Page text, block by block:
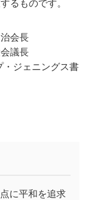
るものです。
会長
議長
ジェニングス書
に平和を追求